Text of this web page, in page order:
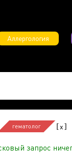
Аллергология
гематолог [x]
запрос